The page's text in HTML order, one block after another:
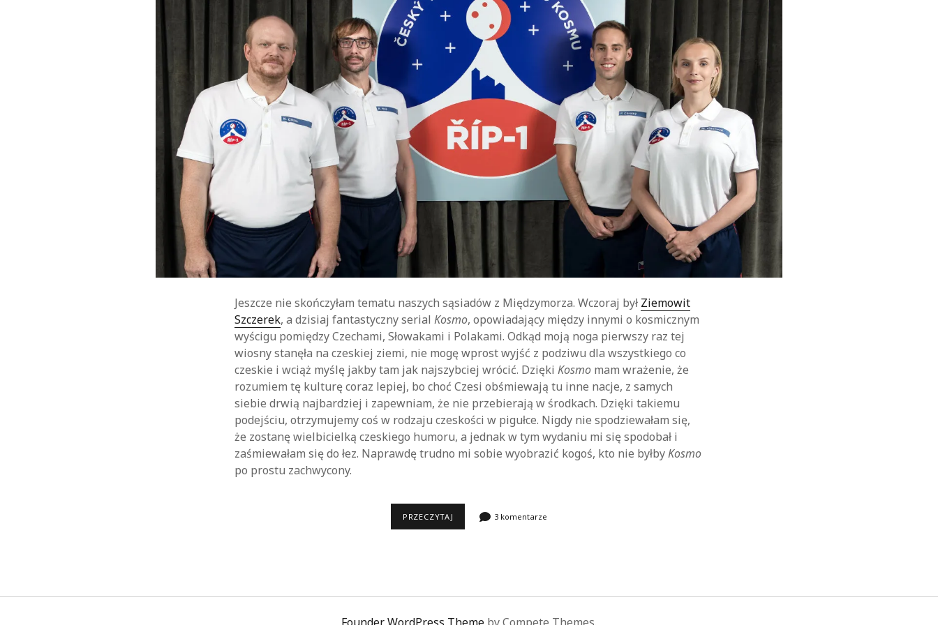
komedie komedie romantyczne kryminał
Londyn narkotyki NetflixNowy Jork
Paryż polskie filmy sci-fiscience-
fiction
thriller USAWarszawa
weganizmWydawnictwo Muza
Wydawnictwo Uniwersytetu
Jagiellońskiego
Wydawnictwo Znak
XIX
wiek
XVIII wiek XX wiek
Jeszcze nie skończyłam tematu naszych sąsiadów z Międzymorza. Wczoraj był Ziemowit
Szczerek, a dzisiaj fantastyczny serialKosmo, opowiadający między innymi o kosmicznym
wyścigu pomiędzy Czechami, Słowakami i Polakami. Odkąd moją noga pierwszy raz tej
wiosny stanęła na czeskiej ziemi, nie mogę wprost wyjść z podziwu dla wszystkiego co
czeskie i wciąż myślę jakby tam jak najszybciej wrócić. DziękiKosmo mam wrażenie, że
rozumiem tę kulturę coraz lepiej, bo choć Czesi obśmiewają tu inne nacje, z samych
siebie drwią najbardziej i zapewniam, że nie przebierają w środkach. Dzięki takiemu
podejściu, otrzymujemy coś w rodzaju czeskości w pigułce. Nigdy nie spodziewałam się,
że zostanę wielbicielką czeskiego humoru, a jednak w tym wydaniu mi się spodobał i
zaśmiewałam się do łez. Naprawdę trudno mi sobie wyobrazić kogoś, kto nie byłbyKosmo
po prostu zachwycony.
PRZECZYTAJ KOSMO 3 komentarze
Founder WordPress Theme by Compete Themes.